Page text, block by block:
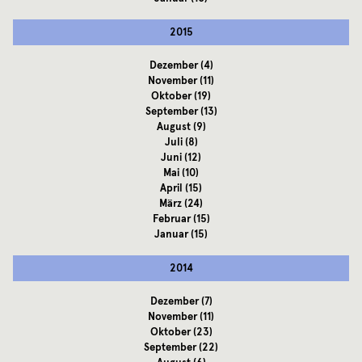
2015
Dezember(4)
November(11)
Oktober(19)
September(13)
August(9)
Juli(8)
Juni(12)
Mai(10)
April (15)
März(24)
Februar(15)
Januar(15)
2014
Dezember(7)
November(11)
Oktober(23)
September(22)